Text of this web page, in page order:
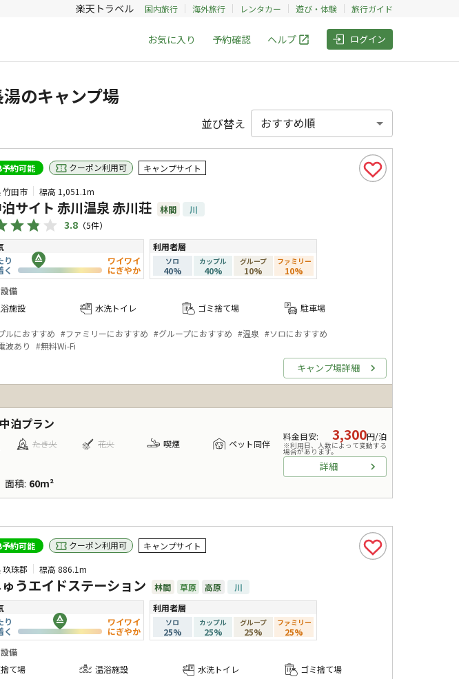
楽天トラベル 国内旅行 海外旅行 レンタカー 遊び・体験 旅行ガイド
お気に入り 予約確認 ヘルプ ログイン
のキャンプ場
並び替え
予約可能 クーポン利用可
キャンプサイト
竹田市
標高 1,051.1m
サイト 赤川温泉 赤川荘 林間 川
3.8 （5件）
り
く
ワイワイ
にぎやか
利用者層
ソロ
40%
カップル
40%
グループ
10%
ファミリー
10%
備
施設
水洗トイレ ゴミ捨て場 駐車場
ルにおすすめ #ファミリーにおすすめ #グループにおすすめ #温泉 #ソロにおすすめ
波あり #無料Wi-Fi
キャンプ場詳細
泊プラン
たき火 花火 喫煙
ペット同伴
面積: 60m²
料金目安: 3,300円/泊
※利用日、人数によって変動する
場合があります。
詳細
予約可能 クーポン利用可
キャンプサイト
玖珠郡
標高 886.1m
うエイドステーション 林間 草原 高原
川
り
く
ワイワイ
にぎやか
利用者層
ソロ
25%
カップル
25%
グループ
25%
ファミリー
25%
備
て場
温浴施設 水洗トイレ
ゴミ捨て場